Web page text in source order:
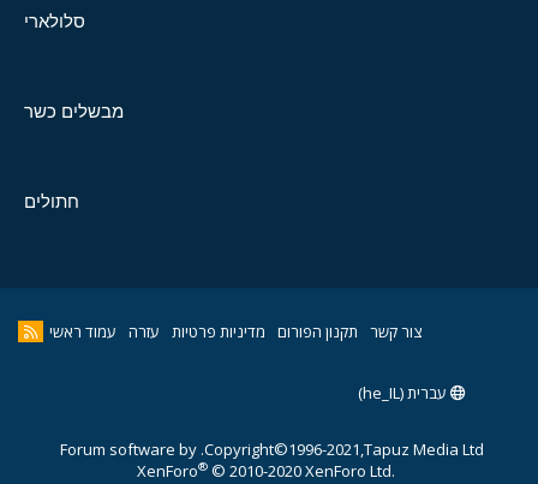
סלולארי
מבשלים כשר
חתולים
צור קשר תקנון הפורום מדיניות פרטיות עזרה עמוד ראשי
עברית (he_IL)
Copyright©1996-2021,Tapuz Media Ltd.
Forum software by
XenForo® © 2010-2020 XenForo Ltd.